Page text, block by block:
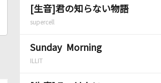
[生音]君の知らない物語
supercell
Sunday Morning
ILLIT